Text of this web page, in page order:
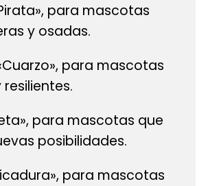
para mascotas
y osadas.
para mascotas
para mascotas que
posibilidades.
para mascotas